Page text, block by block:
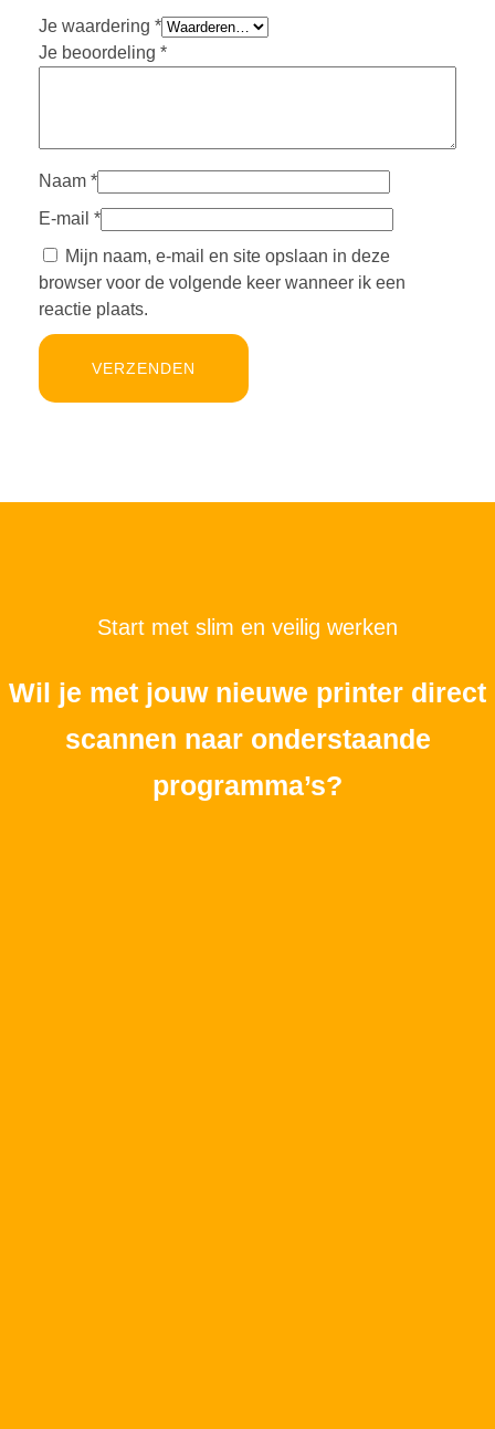
Je waardering *
Je beoordeling *
Naam *
E-mail *
Mijn naam, e-mail en site opslaan in deze
browser voor de volgende keer wanneer ik een
reactie plaats.
Start met slim en veilig werken
Wil je met jouw nieuwe printer direct
scannen naar onderstaande
programma’s?